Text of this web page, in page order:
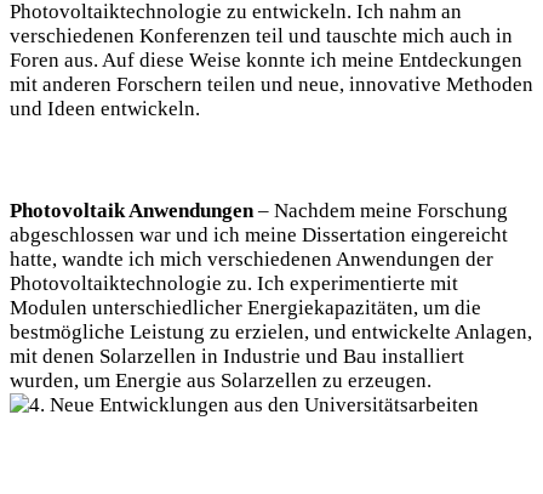
Photovoltaiktechnologie zu entwickeln. Ich nahm an
verschiedenen Konferenzen teil und tauschte mich auch in
Foren aus. Auf diese Weise konnte ich meine Entdeckungen
mit anderen Forschern teilen und neue, innovative Methoden
und Ideen entwickeln.
Photovoltaik Anwendungen– Nachdem meine Forschung
abgeschlossen war und ich meine Dissertation eingereicht
hatte, wandte ich mich verschiedenen Anwendungen der
Photovoltaiktechnologie zu. Ich experimentierte mit
Modulen unterschiedlicher Energiekapazitäten, um die
bestmögliche Leistung zu erzielen, und entwickelte Anlagen,
mit denen Solarzellen in Industrie und Bau installiert
wurden, um Energie aus Solarzellen zu erzeugen.